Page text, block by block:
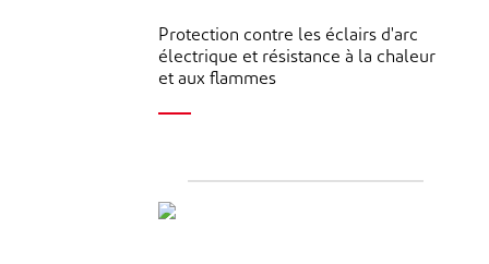
Protection contre les éclairs d'arc
électrique et résistance à la chaleur
et aux flammes